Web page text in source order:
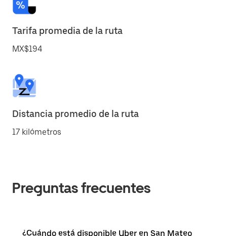
Tarifa promedia de la ruta
MX$194
Distancia promedio de la ruta
17 kilómetros
Preguntas frecuentes
¿Cuándo está disponible Uber en San Mateo